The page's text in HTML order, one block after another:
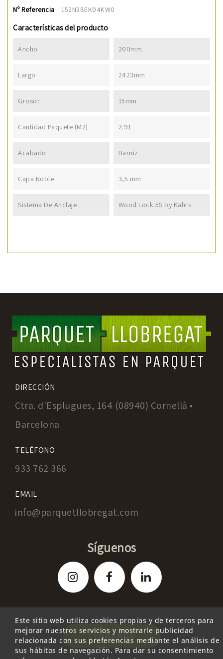
Nº Referencia 152N38EK04KW0
Características del producto
Ancho 200mm
Largo 2423mm
Grosor 15mm
Cantidad Paquete (m2) 2.91
Acabado Barniz
Capa Noble 3,5 mm
Sistema De Anclaje Wood Lock 5S by Kährs
DIRECCIÓN
Ctra. d'Esplugues, 164 (08940) Cornellà •
Barcelona
TELÉFONO
933 762 366
EMAIL
info@parquetllobregat.com
Este sitio web utiliza cookies propias y de terceros para
mejorar nuestros servicios y mostrarle publicidad
relacionada con sus preferencias mediante el análisis de
sus hábitos de navegación. Para dar su consentimiento
Síguenos
LLAMANOS